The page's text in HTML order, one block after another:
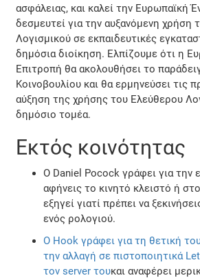
ασφάλειας, και καλεί την Ευρωπαϊκή
δεσμευτεί για την αυξανόμενη χρήση
Λογισμικού σε εκπαιδευτικές
δημόσια διοίκηση. Ελπίζουμε ότι η
Επιτροπή θα ακολουθήσει το
Κοινοβουλίου και θα ερμηνεύσει τις
αύξηση της χρήσης του Ελεύθερου
δημόσιο τομέα.
Εκτός κοινότητας
Ο Daniel Pocock γράφει για την
αφήνεις το κινητό κλειστό ή στο
εξηγεί γιατί πρέπει να
ενός ρολογιού.
Ο Hook γράφει για τη θετική
την αλλαγή σε πιστοποιητικά
τον server τουκαι αναφέρει